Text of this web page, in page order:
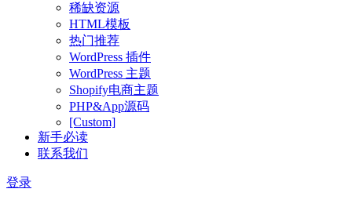
稀缺资源
HTML模板
热门推荐
WordPress 插件
WordPress 主题
Shopify电商主题
PHP&App源码
[Custom]
新手必读
联系我们
登录